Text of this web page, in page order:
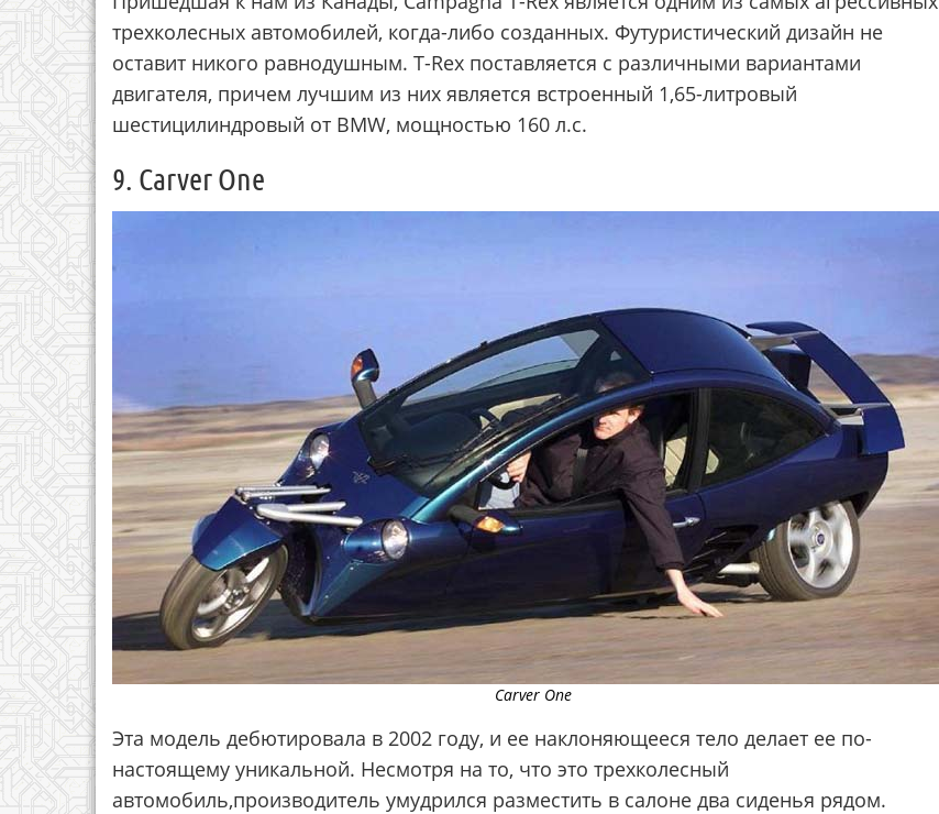
трехколесных автомобилей, когда-либо созданных. Футуристический дизайн не
оставит никого равнодушным. T-Rex поставляется с различными вариантами
двигателя, причем лучшим из них является встроенный 1,65-литровый
шестицилиндровый от BMW, мощностью 160 л.с.
9. Carver One
Carver One
Эта модель дебютировала в 2002 году, и ее наклоняющееся тело делает ее по-
настоящему уникальной. Несмотря на то, что это трехколесный
автомобиль,производитель умудрился разместить в салоне два сиденья рядом.